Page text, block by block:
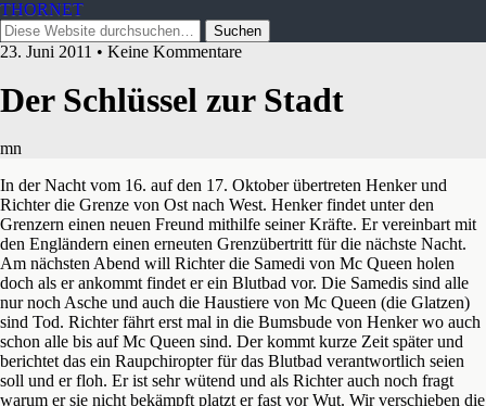
THORNET
23. Juni 2011 • Keine Kommentare
Der Schlüssel zur Stadt
mn
In der Nacht vom 16. auf den 17. Oktober übertreten Henker und
Richter die Grenze von Ost nach West. Henker findet unter den
Grenzern einen neuen Freund mithilfe seiner Kräfte. Er vereinbart mit
den Engländern einen erneuten Grenzübertritt für die nächste Nacht.
Am nächsten Abend will Richter die Samedi von Mc Queen holen
doch als er ankommt findet er ein Blutbad vor. Die Samedis sind alle
nur noch Asche und auch die Haustiere von Mc Queen (die Glatzen)
sind Tod. Richter fährt erst mal in die Bumsbude von Henker wo auch
schon alle bis auf Mc Queen sind. Der kommt kurze Zeit später und
berichtet das ein Raupchiropter für das Blutbad verantwortlich seien
soll und er floh. Er ist sehr wütend und als Richter auch noch fragt
warum er sie nicht bekämpft platzt er fast vor Wut. Wir verschieben die